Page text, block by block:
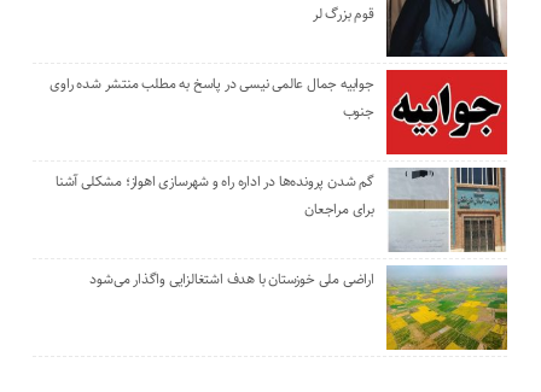
قوم بزرگ لر
جوابیه جمال عالمی نیسی در پاسخ به مطلب منتشر شده راوی
جنوب
گم شدن پرونده‌ها در اداره راه و شهرسازی اهواز؛ مشکلی آشنا
برای مراجعان
اراضی ملی خوزستان با هدف اشتغالزایی واگذار می‌شود